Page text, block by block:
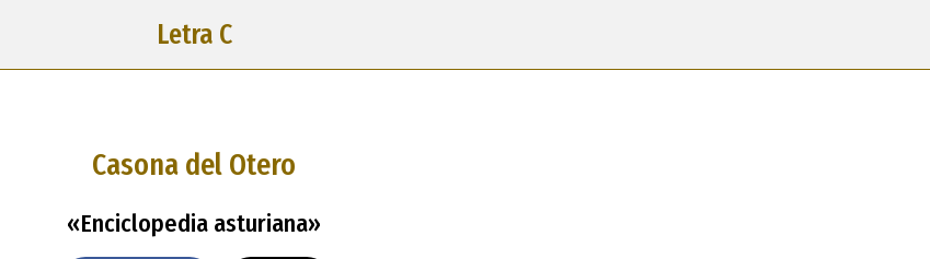
Letra C
Casona del Otero
«Enciclopedia asturiana»